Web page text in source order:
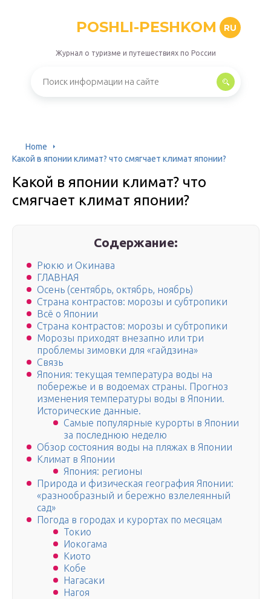
POSHLI-PESHKOM RU
Журнал о туризме и путешествиях по России
Home
Какой в японии климат? что смягчает климат японии?
Какой в японии климат? что
смягчает климат японии?
Содержание:
Рюкю и Окинава
ГЛАВНАЯ
Осень (сентябрь, октябрь, ноябрь)
Страна контрастов: морозы и субтропики
Всё о Японии
Страна контрастов: морозы и субтропики
Морозы приходят внезапно или три
проблемы зимовки для «гайдзина»
Связь
Япония: текущая температура воды на
побережье и в водоемах страны. Прогноз
изменения температуры воды в Японии.
Исторические данные.
Самые популярные курорты в Японии
за последнюю неделю
Обзор состояния воды на пляжах в Японии
Климат в Японии
Япония: регионы
Природа и физическая география Японии:
«разнообразный и бережно взлелеянный
сад»
Погода в городах и курортах по месяцам
Токио
Иокогама
Киото
Кобе
Нагасаки
Нагоя